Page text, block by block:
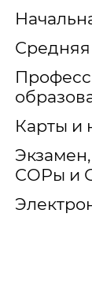
Карты и
СОРы и